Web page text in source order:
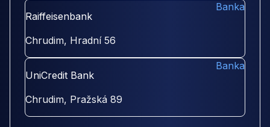
Raiffeisenbank
Chrudim, Hradní 56
Banka
UniCredit Bank
Chrudim, Pražská 89
Banka